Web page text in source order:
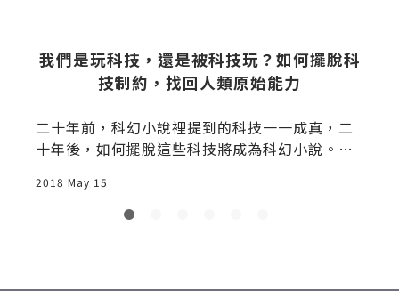
我們是玩科技，還是被科技玩？如何擺脫科
技制約，找回人類原始能力
二十年前，科幻小說裡提到的科技一一成真，二
十年後，如何擺脫這些科技將成為科幻小說。科
再下幾代，科技制約已是出生預設值，如何對抗
他們將成為一門顯學。光說不練是不行的，我自
2018 May 15